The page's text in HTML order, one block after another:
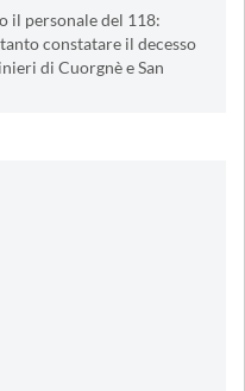
il personale del 118:
constatare il decesso
di Cuorgnè e San